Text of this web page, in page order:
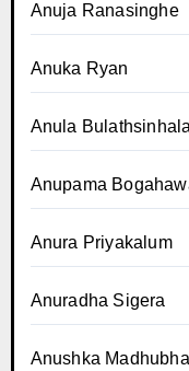
Anuja Ranasinghe
Anuka Ryan
Anula Bulathsinhala
Anupama
Anura Priyakalum
Anuradha Sigera
Anushka